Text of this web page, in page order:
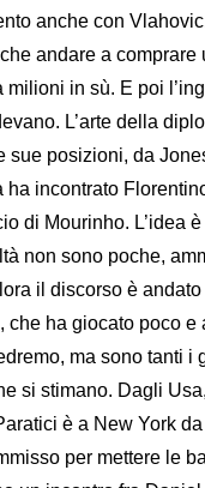
anche con
andare a
milioni in sù. E poi
L’arte della
sue posizioni, da
ha incontrato
di Mourinho. L’idea
non sono poche,
il discorso è
che ha giocato poco e
ma sono tanti
si stimano. Dagli
è a New York
per mettere le